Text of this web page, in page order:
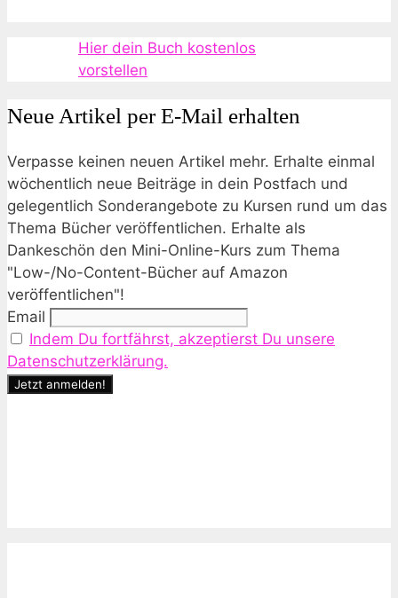
Hier dein Buch kostenlos
vorstellen
Neue Artikel per E-Mail erhalten
Verpasse keinen neuen Artikel mehr. Erhalte einmal
wöchentlich neue Beiträge in dein Postfach und
gelegentlich Sonderangebote zu Kursen rund um das
Thema Bücher veröffentlichen. Erhalte als
Dankeschön den Mini-Online-Kurs zum Thema
"Low-/No-Content-Bücher auf Amazon
veröffentlichen"!
Email
Indem Du fortfährst, akzeptierst Du unsere
Datenschutzerklärung.